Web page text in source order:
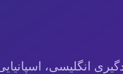
انگلیسی،